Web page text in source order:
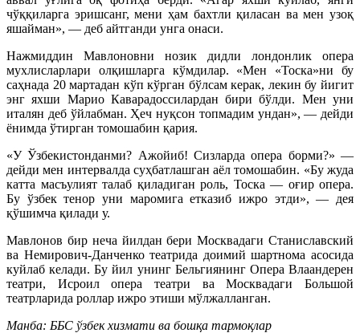
чўққиларга эришсанг, мени ҳам бахтли қиласан ва мен узоқ
яшайман», — деб айтганди унга онаси.
Нажмиддин Мавлоновни нозик дидли лондонлик опера
мухлисларлари олқишларга кўмдилар. «Мен «Тоска»ни бу
саҳнада 20 мартадан кўп кўрган бўлсам керак, лекин бу йигит
энг яхши Марио Каварадоссилардан бири бўлди. Мен уни
италян деб ўйлабман. Ҳеч нуқсон топмадим ундан», — дейди
ёнимда ўтирган томошабин қария.
«У Ўзбекистонданми? Ажойиб! Сизларда опера борми?» —
дейди мен интервалда суҳбатлашган аёл томошабин. «Бу жуда
катта масъулият талаб қиладиган роль, Тоска — оғир опера.
Бу ўзбек тенор уни маромига етказиб ижро этди», — дея
қўшимча қилади у.
Мавлонов бир неча йилдан бери Москвадаги Станиславский
ва Немирович-Данченко театрида доимий шартнома асосида
куйлаб келади. Бу йил унинг Бельгиянинг Опера Влаандерен
театри, Исроил опера театри ва Москвадаги Большой
театрларида роллар ижро этиши мўлжалланган.
Манба: ББС ўзбек хизмати ва бошқа тармоқлар